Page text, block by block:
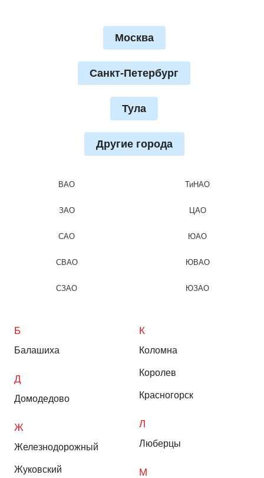
Москва
Санкт-Петербург
Тула
Другие города
ВАО
ЗАО
САО
СВАО
СЗАО
ТиНАО
ЦАО
ЮАО
ЮВАО
ЮЗАО
Б
Балашиха
Д
Домодедово
Ж
Железнодорожный
Жуковский
К
Коломна
Королев
Красногорск
Л
Люберцы
М